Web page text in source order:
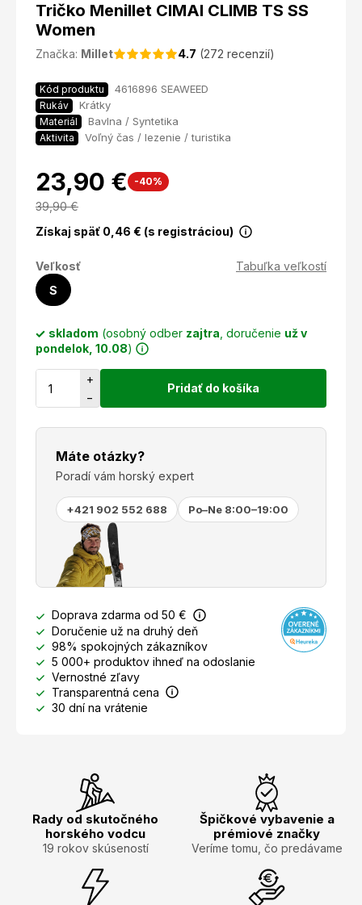
Tričko Menillet CIMAI CLIMB TS SS
Women
Značka: Millet 4.7 (272 recenzií)
Kód produktu 4616896 SEAWEED
Rukáv Krátky
Materiál Bavlna / Syntetika
Aktivita Voľný čas / lezenie / turistika
23,90 € -40%
39,90€
Získaj späť 0,46 € (s registráciou)
Veľkosť
Tabuľka veľkostí
S
skladom (osobný odber zajtra , doručenie už v
pondelok, 10.08)
+
−
Pridať do košíka
Máte otázky?
Poradí vám horský expert
+421 902 552 688 Po–Ne 8:00–19:00
Doprava zdarma od 50 €
Doručenie už na druhý deň
98% spokojných zákazníkov
5 000+ produktov ihneď na odoslanie
Vernostné zľavy
Transparentná cena
30 dní na vrátenie
Rady od skutočného
horského vodcu
19 rokov skúseností
Špičkové vybavenie a
prémiové značky
Veríme tomu, čo predávame